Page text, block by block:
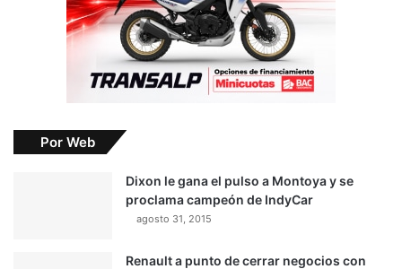
Por Web
Dixon le gana el pulso a Montoya y se
proclama campeón de IndyCar
agosto 31, 2015
Renault a punto de cerrar negocios con